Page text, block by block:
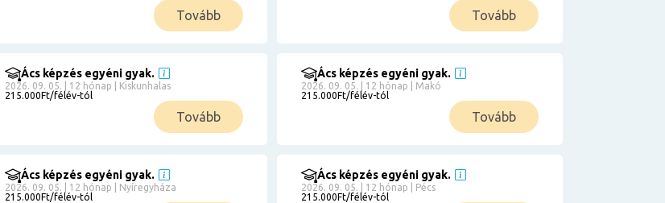
Tovább Tovább
Ács képzés egyéni gyak.
2026. 09. 05. | 12 hónap | Kiskunhalas
215.000Ft/félév-tól
Tovább
Ács képzés egyéni gyak.
2026. 09. 05. | 12 hónap | Makó
215.000Ft/félév-tól
Tovább
Ács képzés egyéni gyak.
2026. 09. 05. | 12 hónap | Nyíregyháza
215.000Ft/félév-tól
Ács képzés egyéni gyak.
2026. 09. 05. | 12 hónap | Pécs
215.000Ft/félév-tól